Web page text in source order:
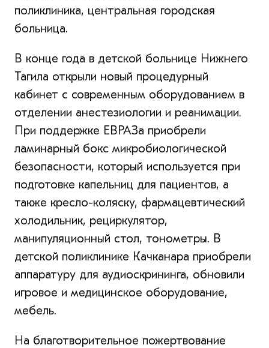
поликлиника, центральная городская
больница.
В конце года в детской больнице Нижнего
Тагила открыли новый процедурный
кабинет с современным оборудованием в
отделении анестезиологии и реанимации.
При поддержке ЕВРАЗа приобрели
ламинарный бокс микробиологической
безопасности, который используется при
подготовке капельниц для пациентов, а
также кресло-коляску, фармацевтический
холодильник, рециркулятор,
манипуляционный стол, тонометры. В
детской поликлинике Качканара приобрели
аппаратуру для аудиоскрининга, обновили
игровое и медицинское оборудование,
мебель.
На благотворительное пожертвование